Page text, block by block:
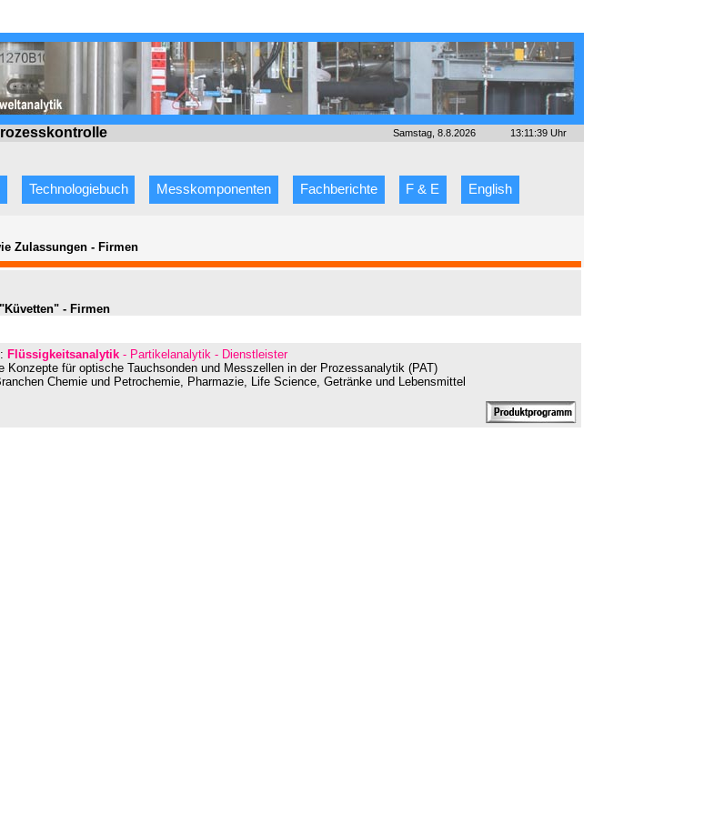
Samstag, 8.8.2026 13:11:39 Uhr
Technologiebuch Messkomponenten Fachberichte F & E English
Zulassungen - Firmen
- Firmen
Flüssigkeitsanalytik - Partikelanalytik - Dienstleister
Konzepte für optische Tauchsonden und Messzellen in der Prozessanalytik (PAT)
Chemie und Petrochemie, Pharmazie, Life Science, Getränke und Lebensmittel